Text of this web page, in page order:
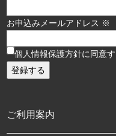
お申込みメールアドレス ※
個人情報保護方針に同意す
ご利用案内